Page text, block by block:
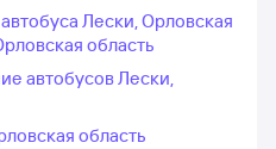
Лески, Орловская
область
автобусов Лески,
область